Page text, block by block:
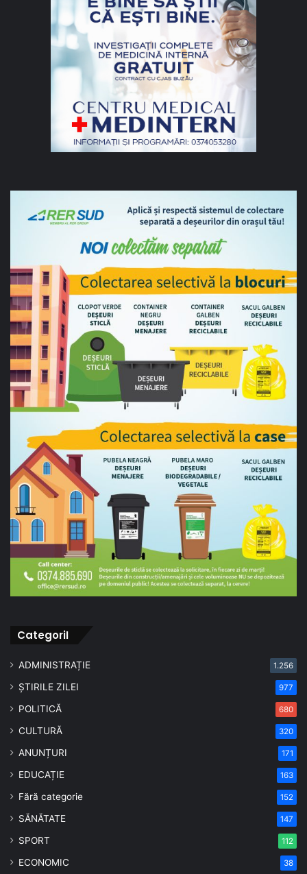
CategoriI
ADMINISTRAȚIE 1.256
ȘTIRILE ZILEI 977
POLITICĂ 680
CULTURĂ 320
ANUNȚURI 171
EDUCAȚIE 163
Fără categorie 152
SĂNĂTATE 147
SPORT 112
ECONOMIC 38